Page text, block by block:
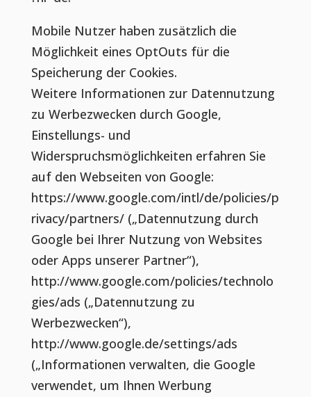
Mobile Nutzer haben zusätzlich die
Möglichkeit eines OptOuts für die
Speicherung der Cookies.
Weitere Informationen zur Datennutzung
zu Werbezwecken durch Google,
Einstellungs- und
Widerspruchsmöglichkeiten erfahren Sie
auf den Webseiten von Google:
https://www.google.com/intl/de/policies/p
rivacy/partners/ („Datennutzung durch
Google bei Ihrer Nutzung von Websites
oder Apps unserer Partner“),
http://www.google.com/policies/technolo
gies/ads („Datennutzung zu
Werbezwecken“),
http://www.google.de/settings/ads
(„Informationen verwalten, die Google
verwendet, um Ihnen Werbung